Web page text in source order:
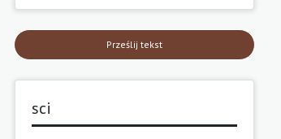
Prześlij tekst
sci